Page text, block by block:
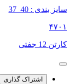
سایز بندی : 40_37
۴۷۰۱
کارتن 12 جفتی
اشتراک گذاری